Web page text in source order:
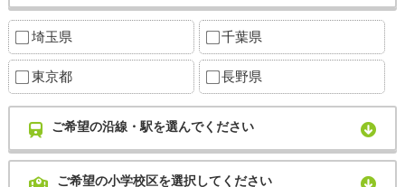
埼玉県 千葉県
東京都 長野県
ご希望の沿線・駅を選んでください
ご希望の小学校区を選択してください